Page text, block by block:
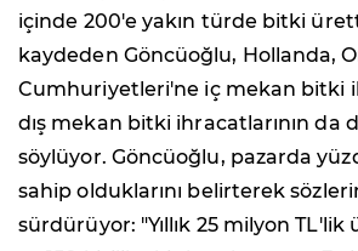
içinde 200'e yakın türde bitki
kaydeden Göncüoğlu, Hollanda,
Cumhuriyetleri'ne iç mekan bitki
dış mekan bitki ihracatlarının da
söylüyor. Göncüoğlu, pazarda
sahip olduklarını belirterek
sürdürüyor: "Yıllık 25 milyon TL'lik